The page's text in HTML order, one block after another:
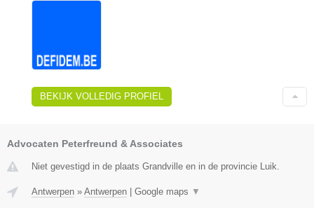
BEKIJK VOLLEDIG PROFIEL
Advocaten Peterfreund & Associates
Niet gevestigd in de plaats Grandville en in de provincie Luik.
Antwerpen » Antwerpen Google maps ▼